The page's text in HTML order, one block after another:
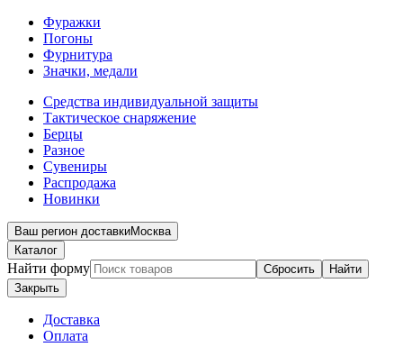
Фуражки
Погоны
Фурнитура
Значки, медали
Средства индивидуальной защиты
Тактическое снаряжение
Берцы
Разное
Сувениры
Распродажа
Новинки
Ваш регион доставкиМосква
Каталог
Найти форму Сбросить
Найти
Закрыть
Доставка
Оплата